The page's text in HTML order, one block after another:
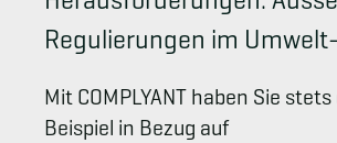
Regulierungen im
Mit COMPLYANT haben Sie
Beispiel in Bezug auf